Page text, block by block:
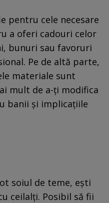
pentru cele necesare
a oferi cadouri celor
bunuri sau favoruri
Pe de altă parte,
materiale sunt
mult de a-ți modifica
banii și implicațiile
soiul de teme, ești
ceilalți. Posibil să fii